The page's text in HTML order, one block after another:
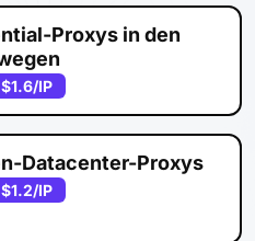
Proxys in den
$1.6/IP
Datacenter-Proxys
$1.2/IP